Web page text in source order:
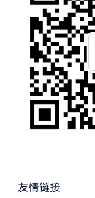
友情链接